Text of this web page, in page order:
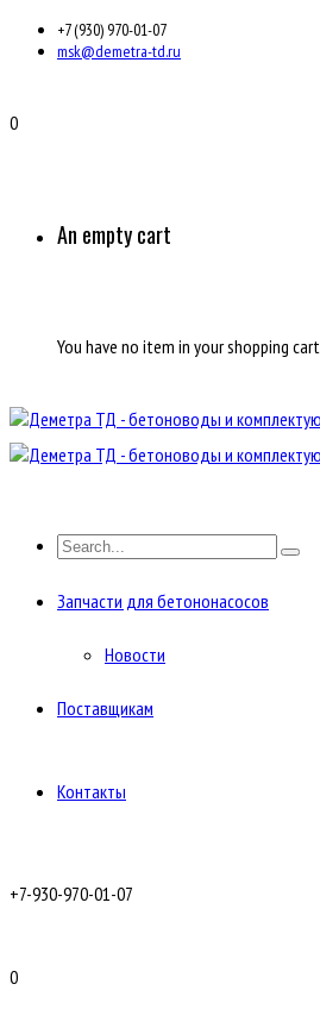
+7 (930) 970-01-07
msk@demetra-td.ru
0
An empty cart
You have no item in your shopping cart
Запчасти для бетононасосов
Новости
Поставщикам
Контакты
+7-930-970-01-07
0